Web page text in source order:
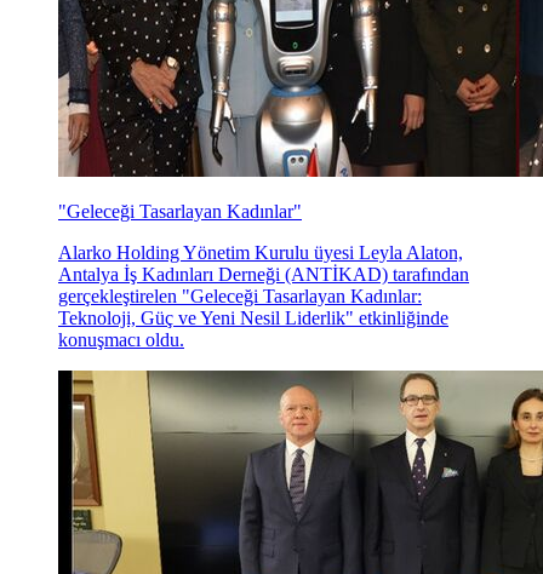
"Geleceği Tasarlayan Kadınlar"
Alarko Holding Yönetim Kurulu üyesi Leyla Alaton,
Antalya İş Kadınları Derneği (ANTİKAD) tarafından
gerçekleştirelen "Geleceği Tasarlayan Kadınlar:
Teknoloji, Güç ve Yeni Nesil Liderlik" etkinliğinde
konuşmacı oldu.